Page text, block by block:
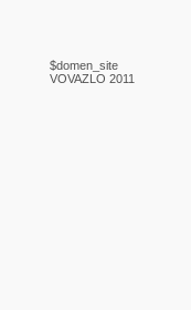
$domen_site
VOVAZLO 2011